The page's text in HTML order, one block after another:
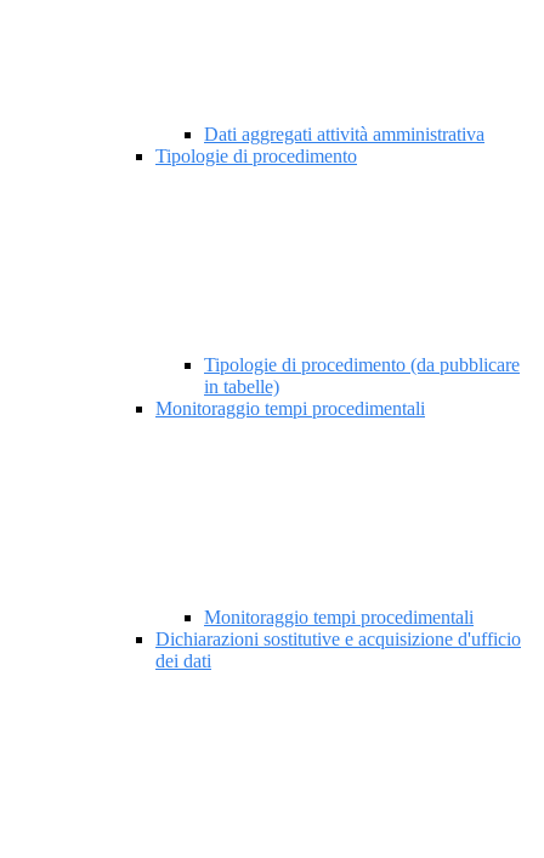
Dati aggregati attività amministrativa
Tipologie di procedimento
Tipologie di procedimento (da pubblicare
in tabelle)
Monitoraggio tempi procedimentali
Monitoraggio tempi procedimentali
Dichiarazioni sostitutive e acquisizione d'ufficio
dei dati